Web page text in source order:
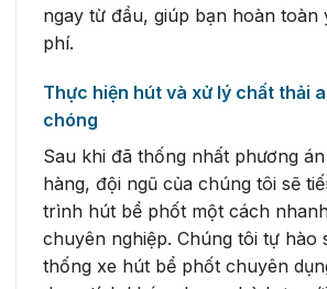
ngay từ đầu, giúp bạn hoàn toàn
phí.
Thực hiện hút và xử lý chất thải
chóng
Sau khi đã thống nhất phương
hàng, đội ngũ của chúng tôi sẽ
trình hút bể phốt một cách
chuyên nghiệp. Chúng tôi tự hào
thống xe hút bể phốt chuyên